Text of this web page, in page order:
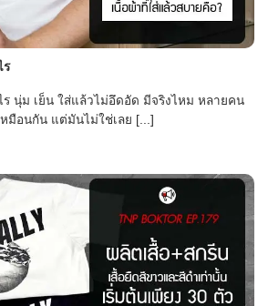
ร
นุ่ม เย็น ใส่แล้วไม่อึดอัด มีจริงไหม หลายคน
มือนกัน แต่มันไม่ใช่เลย [...]
CONTACT US